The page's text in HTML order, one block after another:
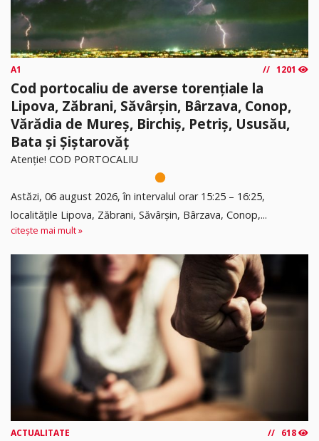
A1 1201
Cod portocaliu de averse torențiale la
Lipova, Zăbrani, Săvârșin, Bârzava, Conop,
Vărădia de Mureș, Birchiș, Petriș, Ususău,
Bata și Șiștarovăț
Atenție! COD PORTOCALIU
Astăzi, 06 august 2026, în intervalul orar 15:25 – 16:25,
localitățile Lipova, Zăbrani, Săvârșin, Bârzava, Conop,...
citește mai mult »
ACTUALITATE 618